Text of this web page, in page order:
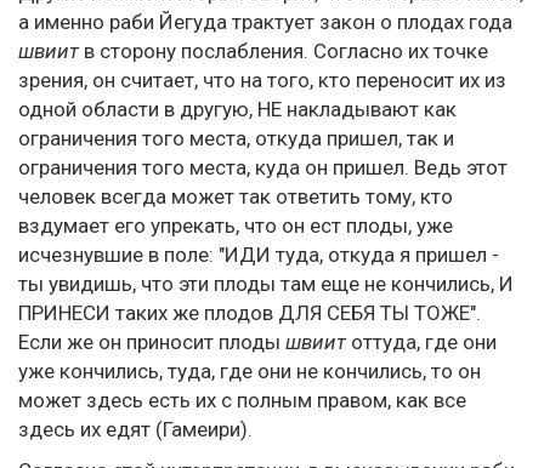
а именно раби Йегуда трактует закон о плодах года
швиит в сторону послабления. Согласно их точке
зрения, он считает, что на того, кто переносит их из
одной области в другую, НЕ накладывают как
ограничения того места, откуда пришел, так и
ограничения того места, куда он пришел. Ведь этот
человек всегда может так ответить тому, кто
вздумает его упрекать, что он ест плоды, уже
исчезнувшие в поле: "ИДИ туда, откуда я пришел -
ты увидишь, что эти плоды там еще не кончились, И
ПРИНЕСИ таких же плодов ДЛЯ СЕБЯ ТЫ ТОЖЕ".
Если же он приносит плоды швиит оттуда, где они
уже кончились, туда, где они не кончились, то он
может здесь есть их с полным правом, как все
здесь их едят (Гамеири).